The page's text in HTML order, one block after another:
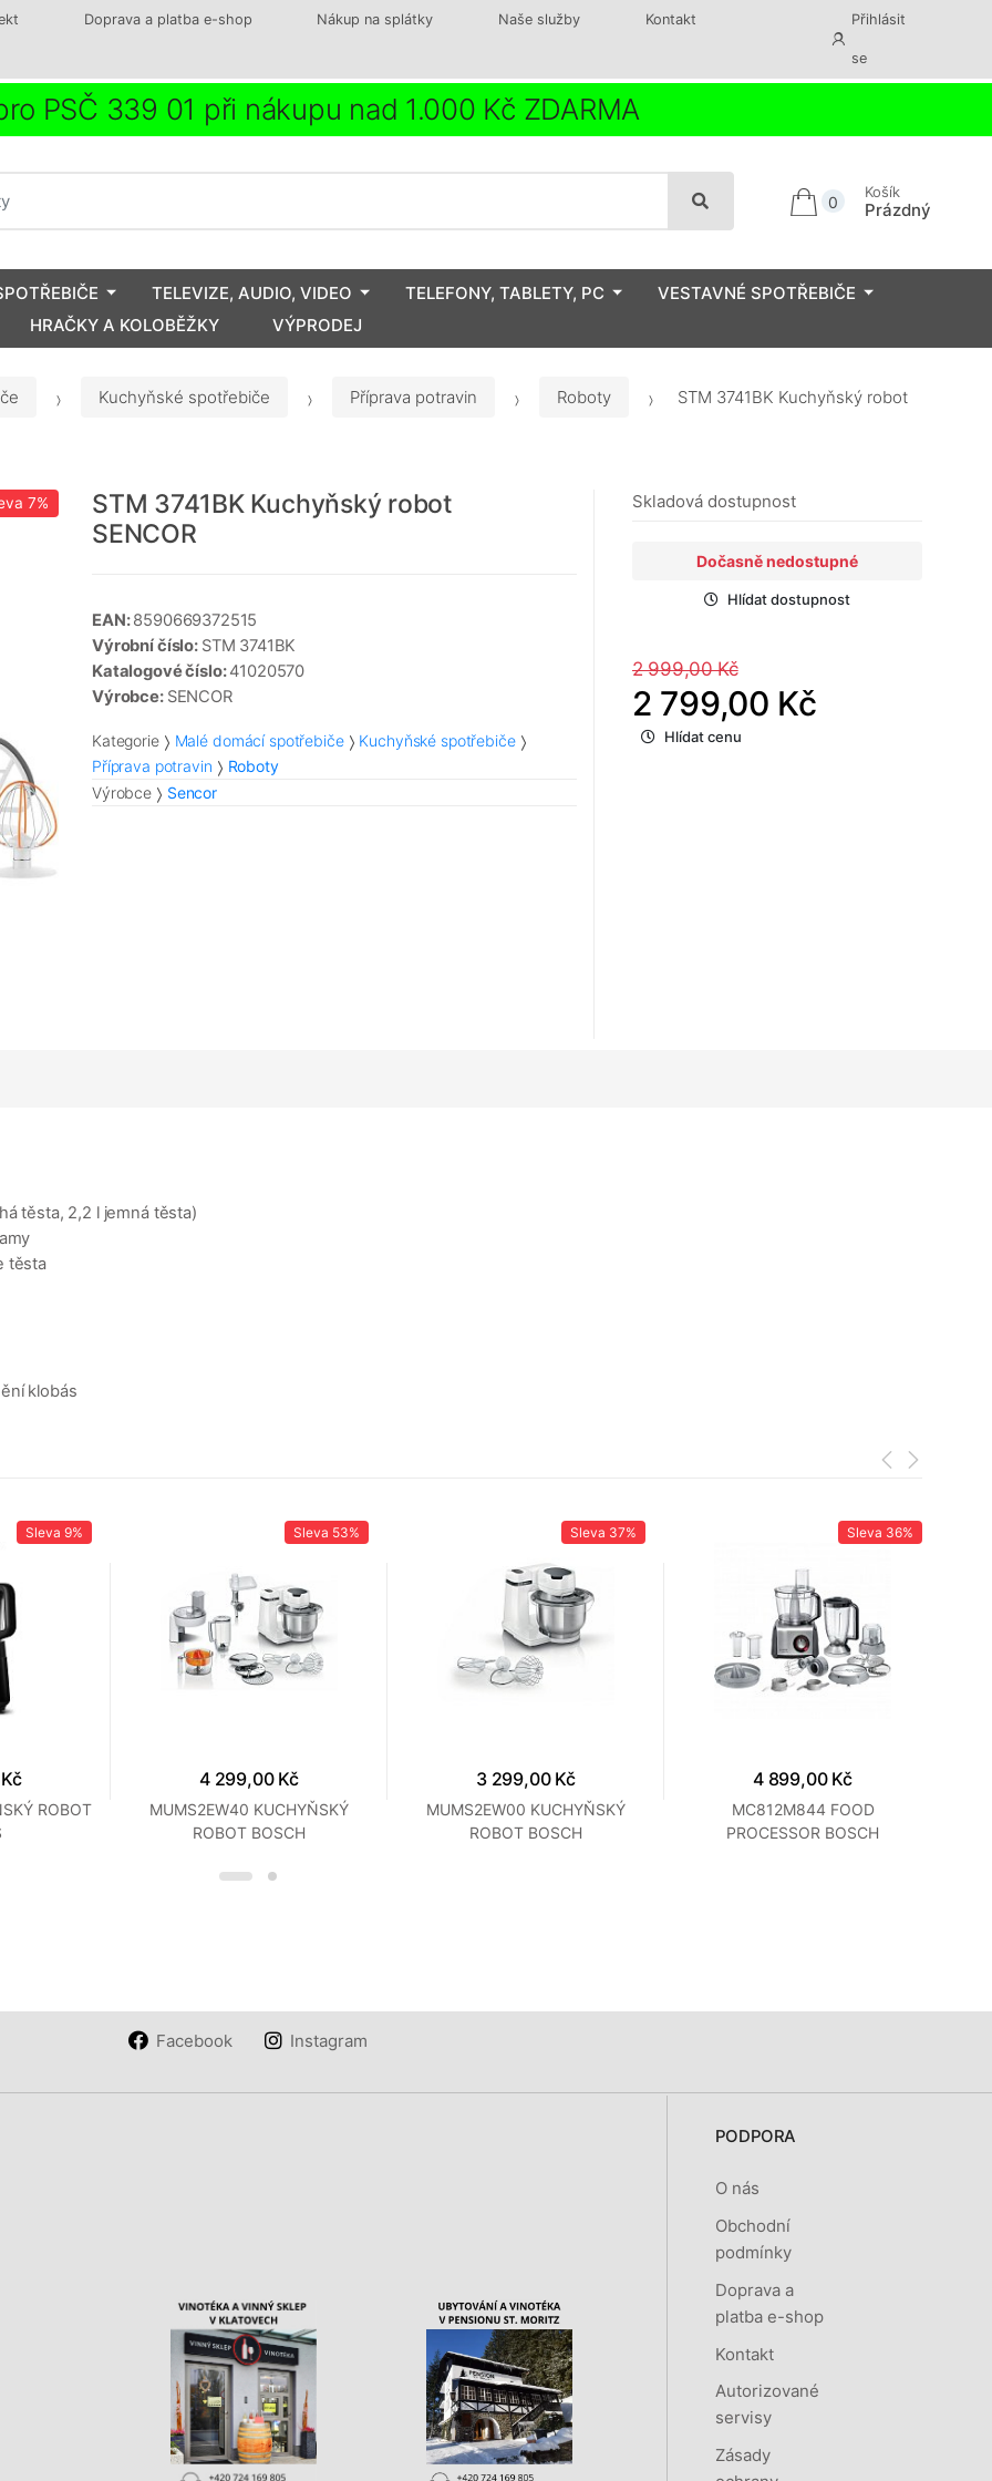
Doprava a platba e-shop Nákup na splátky Naše služby Kontakt Přihlásit
se
PSČ 339 01 při nákupu nad 1.000 Kč ZDARMA
0
Košík
Prázdný
TELEVIZE, AUDIO, VIDEO TELEFONY, TABLETY, PC
VESTAVNÉ SPOTŘEBIČE
HRAČKY A KOLOBĚŽKY
VÝPRODEJ
Kuchyňské spotřebiče Příprava potravin Roboty STM 3741BK Kuchyňský robot
7%
STM 3741BK Kuchyňský robot
SENCOR
EAN:8590669372515
Výrobní číslo: STM 3741BK
Katalogové číslo:41020570
Výrobce: SENCOR
Kategorie Malé domácí spotřebiče
Kuchyňské spotřebiče
Příprava potravin
Roboty
Výrobce
Sencor
Skladová dostupnost
Dočasně nedostupné
Hlídat dostupnost
2 999,00 Kč
2 799,00 Kč
Hlídat cenu
těsta, 2,2 l jemná těsta)
těsta
klobás
Sleva 9%
ROBOT
Sleva 53%
4 299,00 Kč
MUMS2EW40 KUCHYŇSKÝ
ROBOT BOSCH
Sleva 37%
3 299,00 Kč
MUMS2EW00 KUCHYŇSKÝ
ROBOT BOSCH
Sleva 36%
4 899,00 Kč
MC812M844 FOOD
PROCESSOR BOSCH
Facebook Instagram
PODPORA
O nás
Obchodní
podmínky
Doprava a
platba e-shop
Kontakt
Autorizované
servisy
Zásady